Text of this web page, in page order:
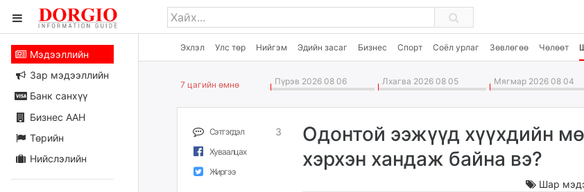
Эхлэл Улс төр Нийгэм Эдийн засаг Бизнес Спорт Соёл урлаг Зөвлөгөө Чөлөөт
Мэдээллийн
Зар мэдээллийн
Банк санхүү
Бизнес ААН
Төрийн
Нийслэлийн
7 цагийн өмнө Пүрэв 2026 08 06 Лхагва 2026 08 05 Мягмар 2026 08 04
Сэтгэгдэл 3
Хуваалцах
Жиргээ
Одонтой ээжүүд хүүхдийн
хэрхэн хандаж байна вэ?
Шар